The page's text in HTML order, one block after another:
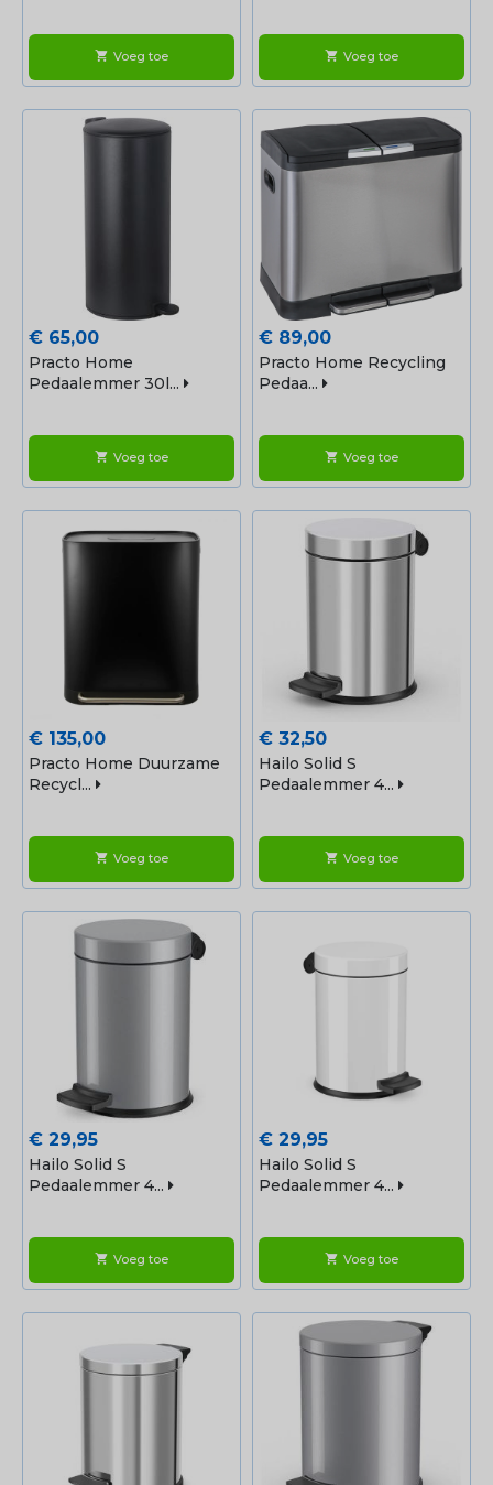
shopping_cart Voeg toe shopping_cart Voeg toe
Prijs
€ 65,00
Practo Home
Pedaalemmer 30l...
shopping_cart Voeg toe
Prijs
€ 89,00
Practo Home Recycling
Pedaa...
shopping_cart Voeg toe
Prijs
€ 135,00
Practo Home Duurzame
Recycl...
shopping_cart Voeg toe
Prijs
€ 32,50
Hailo Solid S
Pedaalemmer 4...
shopping_cart Voeg toe
Prijs
€ 29,95
Hailo Solid S
Pedaalemmer 4...
shopping_cart Voeg toe
Prijs
€ 29,95
Hailo Solid S
Pedaalemmer 4...
shopping_cart Voeg toe